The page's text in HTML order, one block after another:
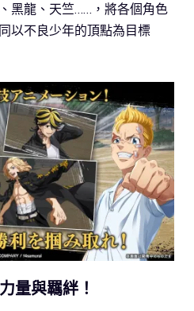
黑龍、天竺……，將各個角色
以不良少年的頂點為目標
量與羈絆！